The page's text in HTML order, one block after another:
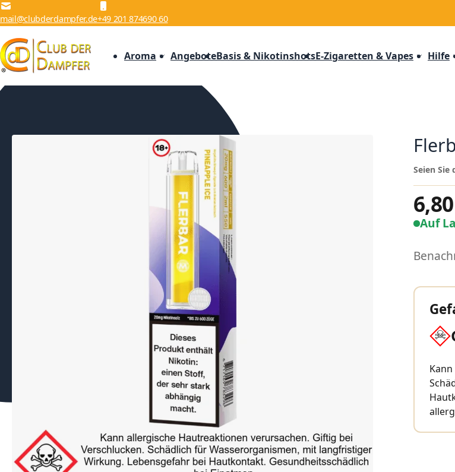
Zum Inhalt springen
mail@clubderdampfer.de+49 201 874690 60
Aroma AngeboteBasis & NikotinshotsE-Zigaretten & Vapes Hilfe
Auf
Seien